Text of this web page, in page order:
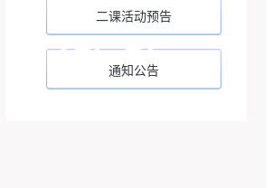
二课活动预告
通知公告